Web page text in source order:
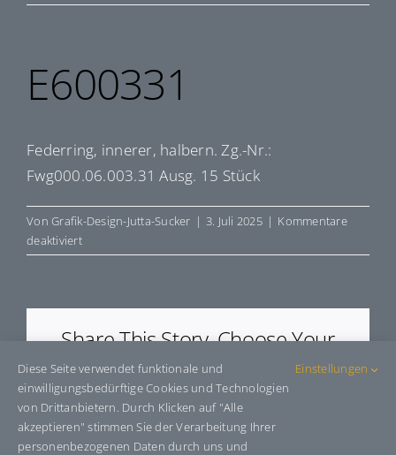
E600331
Federring, innerer, halbern. Zg.-Nr.:
Fwg000.06.003.31 Ausg. 15 Stück
VonGrafik-Design-Jutta-Sucker | 3. Juli 2025 | Kommentare
deaktiviertfür
E600331
Share This Story, Choose Your
Platform!
Facebook Bluesky WhatsAppTelegram
E-
Mail
Diese Seite verwendet funktionale und
einwilligungsbedürftige Cookies und Technologien
von Drittanbietern. Durch Klicken auf "Alle
akzeptieren" stimmen Sie der Verarbeitung Ihrer
personenbezogenen Daten durch uns und
Einstellungen